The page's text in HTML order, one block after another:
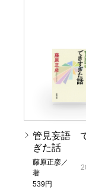
管見妄語
ぎた話
藤原正彦／
著
539円